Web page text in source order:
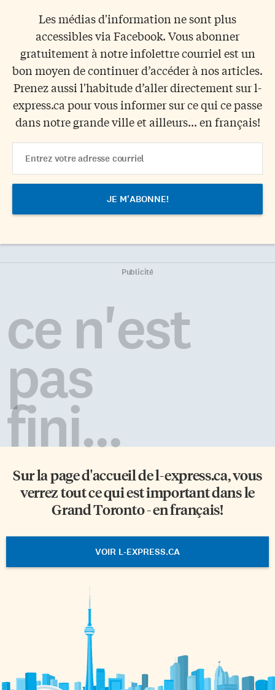
Les médias d'information ne sont plus
accessibles via Facebook. Vous abonner
gratuitement à notre infolettre courriel est un
bon moyen de continuer d’accéder à nos articles.
Prenez aussi l'habitude d’aller directement sur l-
express.ca pour vous informer sur ce qui ce passe
dans notre grande ville et ailleurs... en français!
Address
Publicité
ce n'est
pas
fini...
Sur la page d'accueil del-express.ca, vous
verrez tout ce qui est important dans le
Grand Toronto - en français!
VOIR L-EXPRESS.CA